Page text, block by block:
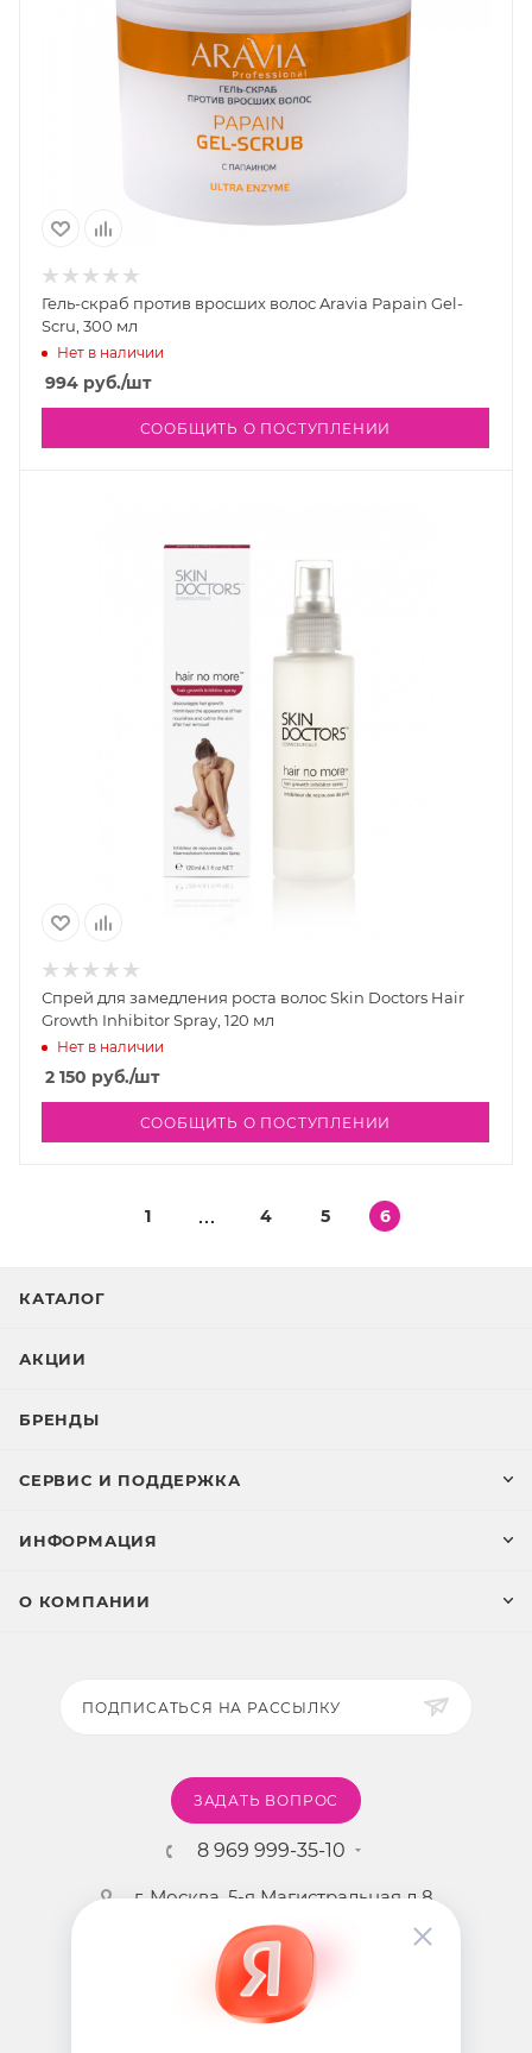
Гель-скраб против вросших волос Aravia Papain Gel-
Scru, 300 мл
Нет в наличии
994 руб./шт
СООБЩИТЬ О ПОСТУПЛЕНИИ
Спрей для замедления роста волос Skin Doctors Hair
Growth Inhibitor Spray, 120 мл
Нет в наличии
2 150 руб./шт
СООБЩИТЬ О ПОСТУПЛЕНИИ
1 4 5 6
КАТАЛОГ
АКЦИИ
БРЕНДЫ
СЕРВИС И ПОДДЕРЖКА
ИНФОРМАЦИЯ
О КОМПАНИИ
ПОДПИСАТЬСЯ НА РАССЫЛКУ
ЗАДАТЬ ВОПРОС
8 969 999-35-10
г. Москва, 5-я Магистральная д.8